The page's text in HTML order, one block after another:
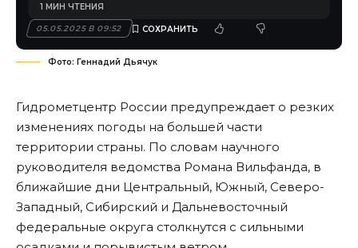
05.05.2025 В 09:52
1 МИН ЧТЕНИЯ
Фото: Геннадий Дьячук
Гидрометцентр России предупреждает о резких
изменениях погоды на большей части
территории страны. По словам научного
руководителя ведомства Романа Вильфанда, в
ближайшие дни Центральный, Южный, Северо-
Западный, Сибирский и Дальневосточный
федеральные округа столкнутся с сильными